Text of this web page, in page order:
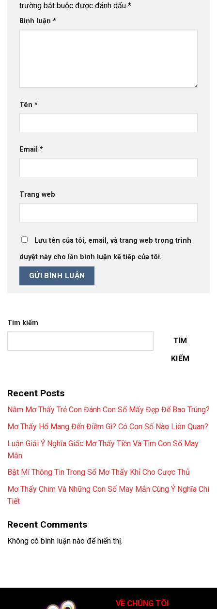
trường bắt buộc được đánh dấu *
Bình luận *
Tên *
Email *
Trang web
Lưu tên của tôi, email, và trang web trong trình
duyệt này cho lần bình luận kế tiếp của tôi.
Tìm kiếm
TÌM
KIẾM
Recent Posts
Nằm Mơ Thấy Trẻ Con Đánh Con Số Mấy Đẹp Để Bao Trúng?
Mơ Thấy Hổ Mang Đến Điềm Gì? Có Con Số Nào Liên Quan?
Luận Giải Ý Nghĩa Giấc Mơ Thấy Tiền Và Tìm Con Số May
Mắn
Bật Mí Thông Tin Trong Sổ Mơ Thấy Khỉ Cho Cược Thủ
Mơ Thấy Chim Và Những Con Số May Mắn Cùng Ý Nghĩa Chi
Tiết
Recent Comments
Không có bình luận nào để hiển thị.
VỀ CHÚNG TÔI